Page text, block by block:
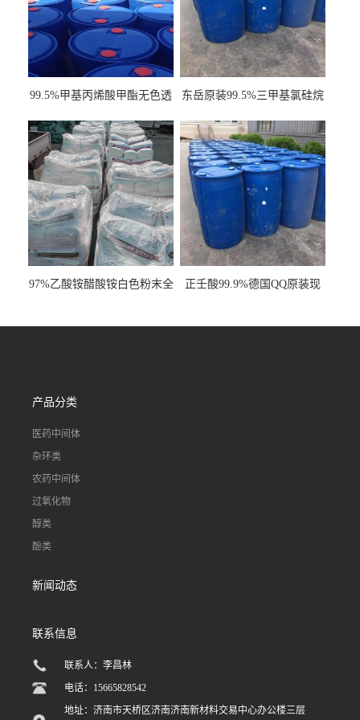
99.5%甲基丙烯酸甲酯无色透
东岳原装99.5%三甲基氯硅烷
97%乙酸铵醋酸铵白色粉末全
正壬酸99.9%德国QQ原装现
产品分类
医药中间体
杂环类
农药中间体
过氧化物
醇类
酚类
新闻动态
联系信息
联系人：李昌林
电话：15665828542
地址：济南市天桥区济南济南新材料交易中心办公楼三层